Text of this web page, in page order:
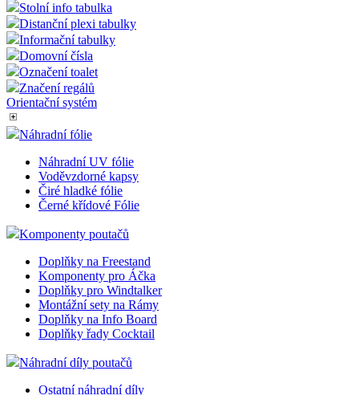
Info stojany na noze
Stojany na tablety
Menu Vitrínka
Podlahové značení
Vymezovací zábrany
Info stojany Totemy
Distanční plexi tabulky
Domovní čísla
Označení toalet
Značení regálů
Orientační systém
Náhradní fólie
Náhradní UV fólie
Voděvzdorné kapsy
Čiré hladké fólie
Černé křídové Fólie
Komponenty poutačů
Doplňky na Freestand
Komponenty pro Áčka